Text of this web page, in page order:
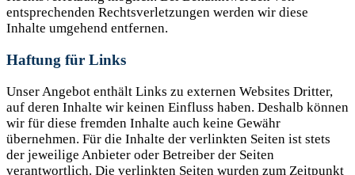
entsprechenden Rechtsverletzungen werden wir diese
Inhalte umgehend entfernen.
Haftung für Links
Unser Angebot enthält Links zu externen Websites Dritter,
auf deren Inhalte wir keinen Einfluss haben. Deshalb können
wir für diese fremden Inhalte auch keine Gewähr
übernehmen. Für die Inhalte der verlinkten Seiten ist stets
der jeweilige Anbieter oder Betreiber der Seiten
verantwortlich. Die verlinkten Seiten wurden zum Zeitpunkt